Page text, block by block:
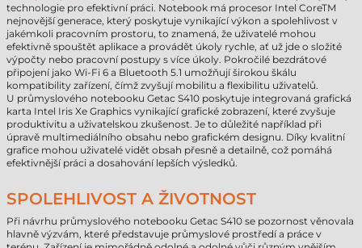
technologie pro efektivní práci. Notebook má procesor Intel CoreTM
nejnovější generace, který poskytuje vynikající výkon a spolehlivost v
jakémkoli pracovním prostoru, to znamená, že uživatelé mohou
efektivně spouštět aplikace a provádět úkoly rychle, ať už jde o složité
výpočty nebo pracovní postupy s více úkoly. Pokročilé bezdrátové
připojení jako Wi-Fi 6 a Bluetooth 5.1 umožňují širokou škálu
kompatibility zařízení, čímž zvyšují mobilitu a flexibilitu uživatelů.
U průmyslového notebooku Getac S410 poskytuje integrovaná grafická
karta Intel Iris Xe Graphics vynikající grafické zobrazení, které zvyšuje
produktivitu a uživatelskou zkušenost. Je to důležité například při
úpravě multimediálního obsahu nebo grafickém designu. Díky kvalitní
grafice mohou uživatelé vidět obsah přesně a detailně, což pomáhá
efektivnější práci a dosahování lepších výsledků.
SPOLEHLIVOST A ŽIVOTNOST
Při návrhu průmyslového notebooku Getac S410 se pozornost věnovala
hlavně výzvám, které představuje průmyslové prostředí a práce v